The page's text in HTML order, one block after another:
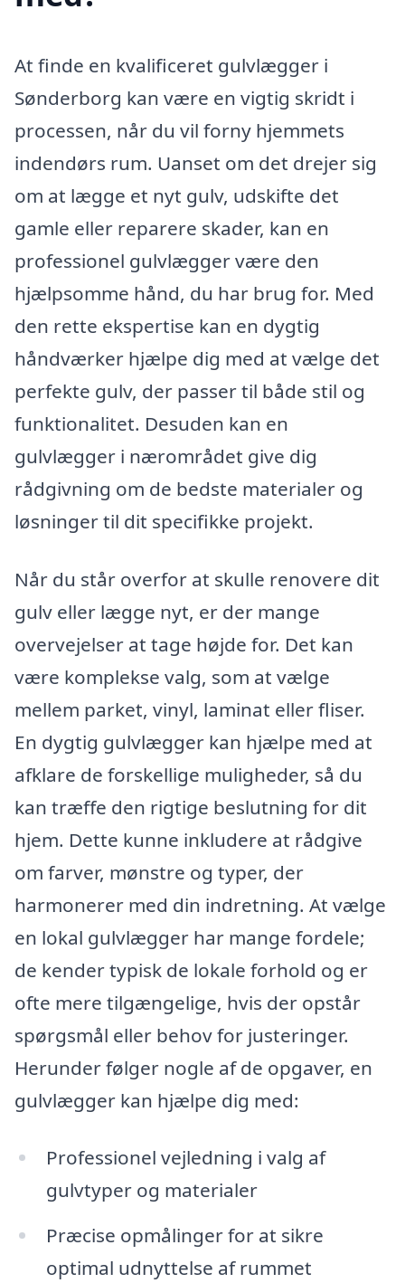
At finde en kvalificeret gulvlægger i
Sønderborg kan være en vigtig skridt i
processen, når du vil forny hjemmets
indendørs rum. Uanset om det drejer sig
om at lægge et nyt gulv, udskifte det
gamle eller reparere skader, kan en
professionel gulvlægger være den
hjælpsomme hånd, du har brug for. Med
den rette ekspertise kan en dygtig
håndværker hjælpe dig med at vælge det
perfekte gulv, der passer til både stil og
funktionalitet. Desuden kan en
gulvlægger i nærområdet give dig
rådgivning om de bedste materialer og
løsninger til dit specifikke projekt.
Når du står overfor at skulle renovere dit
gulv eller lægge nyt, er der mange
overvejelser at tage højde for. Det kan
være komplekse valg, som at vælge
mellem parket, vinyl, laminat eller fliser.
En dygtig gulvlægger kan hjælpe med at
afklare de forskellige muligheder, så du
kan træffe den rigtige beslutning for dit
hjem. Dette kunne inkludere at rådgive
om farver, mønstre og typer, der
harmonerer med din indretning. At vælge
en lokal gulvlægger har mange fordele;
de kender typisk de lokale forhold og er
ofte mere tilgængelige, hvis der opstår
spørgsmål eller behov for justeringer.
Herunder følger nogle af de opgaver, en
gulvlægger kan hjælpe dig med:
Professionel vejledning i valg af
gulvtyper og materialer
Præcise opmålinger for at sikre
optimal udnyttelse af rummet